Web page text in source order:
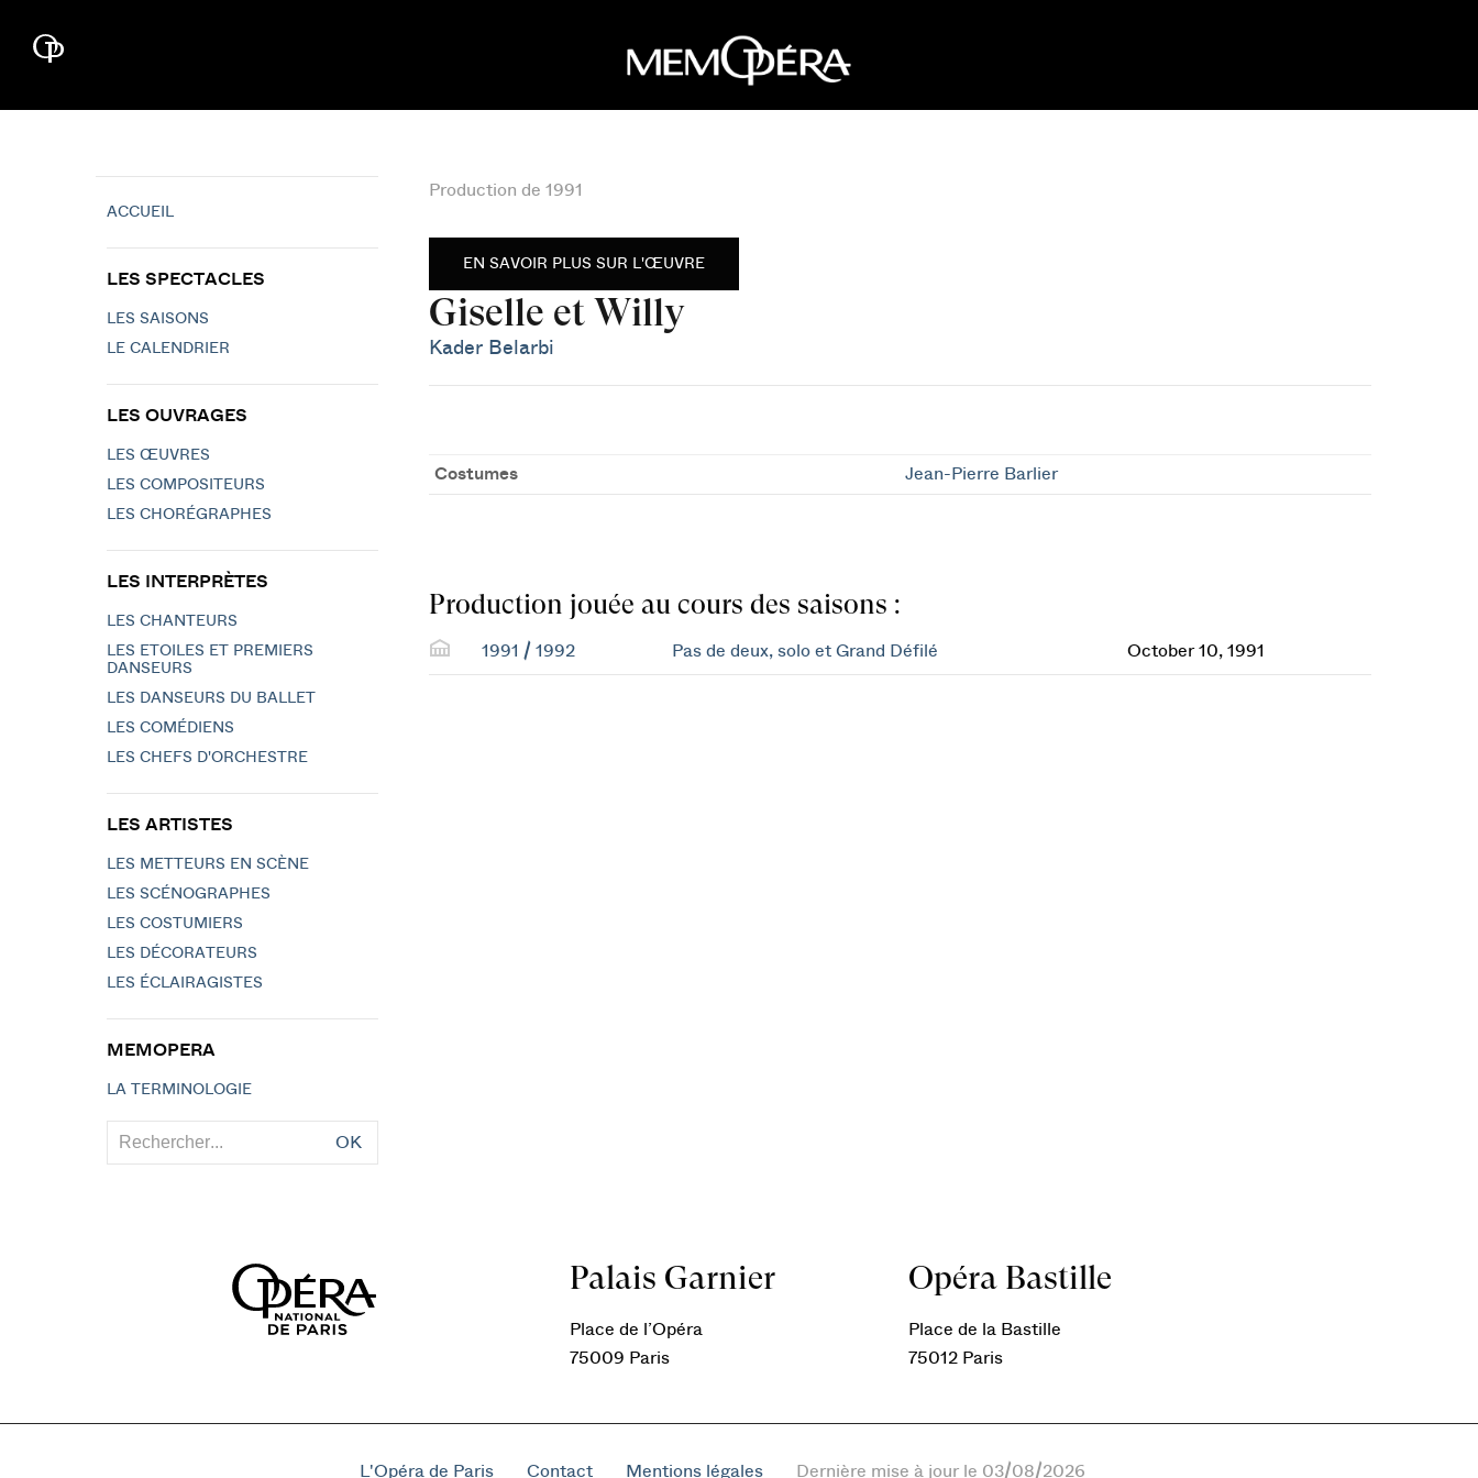
Production de 1991
EN SAVOIR PLUS SUR L'ŒUVRE
Giselle et Willy
Kader Belarbi
Costumes Jean-Pierre Barlier
Production jouée au cours des saisons :
1991 / 1992 Pas de deux, solo et Grand Défilé October 10, 1991
ACCUEIL
LES SPECTACLES
LES SAISONS
LE CALENDRIER
LES OUVRAGES
LES ŒUVRES
LES COMPOSITEURS
LES CHORÉGRAPHES
LES INTERPRÈTES
LES CHANTEURS
LES ETOILES ET PREMIERS
DANSEURS
LES DANSEURS DU BALLET
LES COMÉDIENS
LES CHEFS D'ORCHESTRE
LES ARTISTES
LES METTEURS EN SCÈNE
LES SCÉNOGRAPHES
LES COSTUMIERS
LES DÉCORATEURS
LES ÉCLAIRAGISTES
MEMOPERA
LA TERMINOLOGIE
OK
Palais Garnier
Place de l’Opéra
75009 Paris
Opéra Bastille
Place de la Bastille
75012 Paris
L'Opéra de Paris Contact Mentions légales Dernière mise à jour le 03/08/2026